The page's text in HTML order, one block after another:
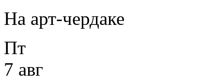
На арт-чердаке
Пт
7 авг